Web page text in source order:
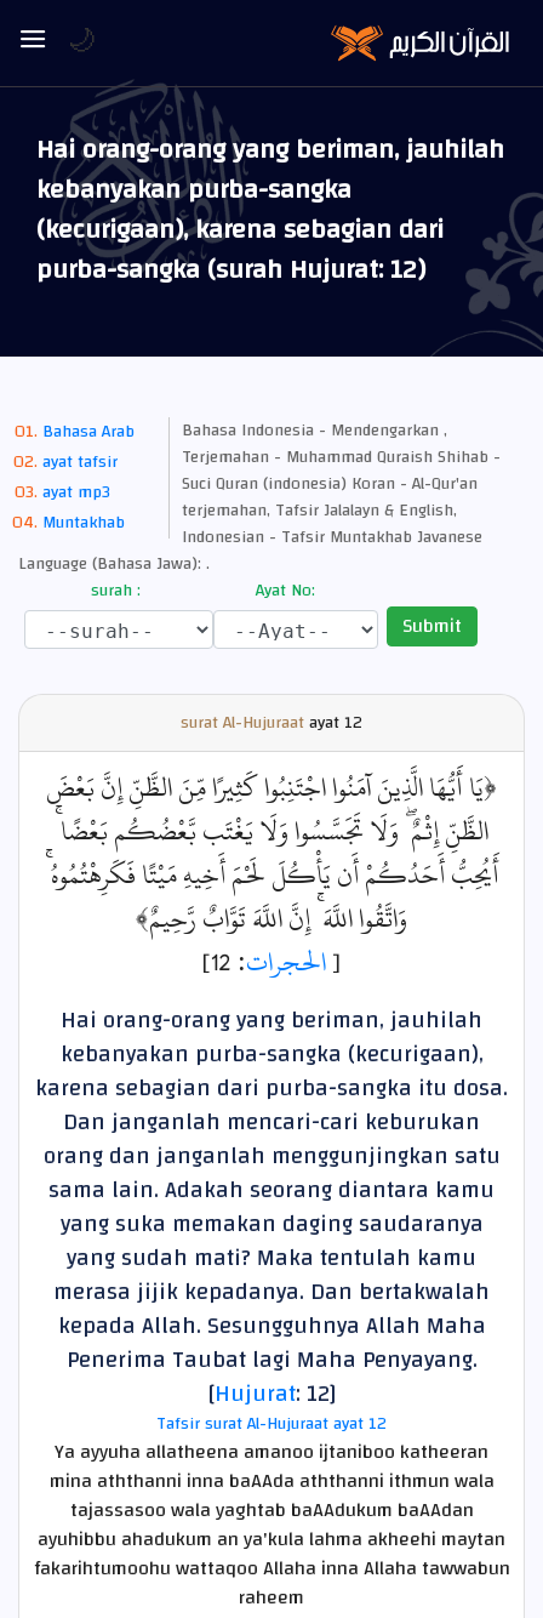
Hai orang-orang yang beriman, jauhilah
kebanyakan purba-sangka
(kecurigaan), karena sebagian dari
purba-sangka (surah Hujurat: 12)
Bahasa Arab
ayat tafsir
ayat mp3
Muntakhab
Bahasa Indonesia - Mendengarkan ,
Terjemahan - Muhammad Quraish Shihab -
Suci Quran (indonesia) Koran - Al-Qur'an
terjemahan, Tafsir Jalalayn & English,
Indonesian - Tafsir Muntakhab Javanese
Language (Bahasa Jawa): .
surah :
Ayat No:
Submit
surat Al-Hujuraatayat12
﴿يَا أَيُّهَا الَّذِينَ آمَنُوا اجْتَنِبُوا كَثِيرًا مِّنَ الظَّنِّ إِنَّ بَعْضَ
الظَّنِّ إِثْمٌ ۖ وَلَا تَجَسَّسُوا وَلَا يَغْتَب بَّعْضُكُم بَعْضًا ۚ
أَيُحِبُّ أَحَدُكُمْ أَن يَأْكُلَ لَحْمَ أَخِيهِ مَيْتًا فَكَرِهْتُمُوهُ ۚ
وَاتَّقُوا اللَّهَ ۚ إِنَّ اللَّهَ تَوَّابٌ رَّحِيمٌ﴾
[الحجرات: 12]
Hai orang-orang yang beriman, jauhilah
kebanyakan purba-sangka (kecurigaan),
karena sebagian dari purba-sangka itu dosa.
Dan janganlah mencari-cari keburukan
orang dan janganlah menggunjingkan satu
sama lain. Adakah seorang diantara kamu
yang suka memakan daging saudaranya
yang sudah mati? Maka tentulah kamu
merasa jijik kepadanya. Dan bertakwalah
kepada Allah. Sesungguhnya Allah Maha
Penerima Taubat lagi Maha Penyayang.
[Hujurat: 12]
Tafsir surat Al-Hujuraat ayat 12
Ya ayyuha allatheena amanoo ijtaniboo katheeran
mina aththanni inna baAAda aththanni ithmun wala
tajassasoo wala yaghtab baAAdukum baAAdan
ayuhibbu ahadukum an ya'kula lahma akheehi maytan
fakarihtumoohu wattaqoo Allaha inna Allaha tawwabun
raheem
🌙